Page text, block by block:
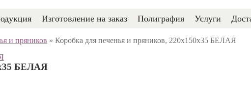
Изготовление на заказ Полиграфия Услуги
и пряников » Коробка для печенья и пряников, 220х150х35 БЕЛАЯ
БЕЛАЯ